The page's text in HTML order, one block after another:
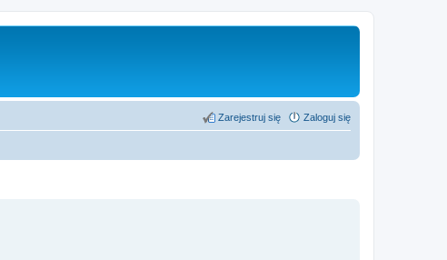
Zaloguj się
Zarejestruj się